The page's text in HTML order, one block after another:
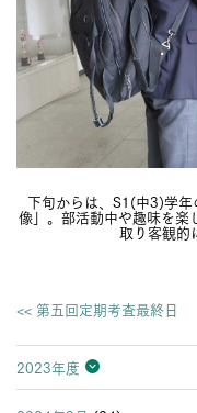
下旬からは、S1(中3)学
像」。部活動中や趣味を楽
取り客観的
<< 第五回定期考査最終日
2023年度
2026年度
2025年度
2024年度
2023年度
2022年度
2021年度
2020年度
2019年度
2018年度
2017年度
2016年度
2015年度
2014年度
2013年度